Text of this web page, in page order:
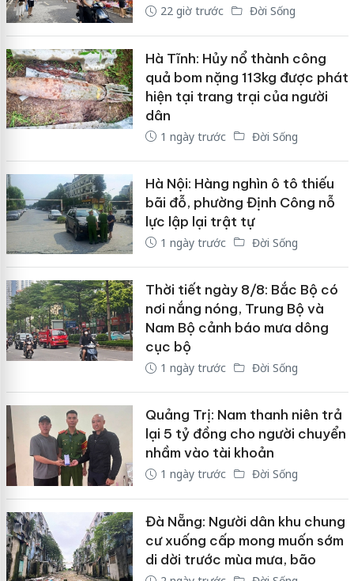
22 giờ trước Đời Sống
Hà Tĩnh: Hủy nổ thành công
quả bom nặng 113kg được phát
hiện tại trang trại của người
dân
1 ngày trước Đời Sống
Hà Nội: Hàng nghìn ô tô thiếu
bãi đỗ, phường Định Công nỗ
lực lập lại trật tự
1 ngày trước Đời Sống
Thời tiết ngày 8/8: Bắc Bộ có
nơi nắng nóng, Trung Bộ và
Nam Bộ cảnh báo mưa dông
cục bộ
1 ngày trước Đời Sống
Quảng Trị: Nam thanh niên trả
lại 5 tỷ đồng cho người chuyển
nhầm vào tài khoản
1 ngày trước Đời Sống
Đà Nẵng: Người dân khu chung
cư xuống cấp mong muốn sớm
di dời trước mùa mưa, bão